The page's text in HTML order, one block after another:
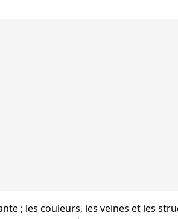
; les couleurs, les veines et les